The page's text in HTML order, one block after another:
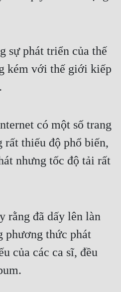
sự phát triển của thế
kém với thế giới kiếp
có một số trang
rất thiếu độ phổ biến,
nhưng tốc độ tải rất
rằng đã dấy lên làn
phương thức phát
của các ca sĩ, đều